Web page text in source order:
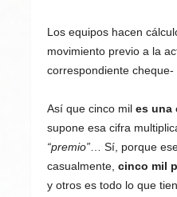
Los equipos hacen
movimiento previo a la
correspondiente cheque-
Así que cinco mil es una
supone esa cifra
“premio”… Sí, porque
casualmente, cinco mil
y otros es todo lo que